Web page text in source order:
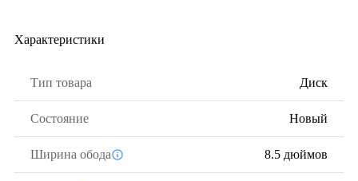
Характеристики
Тип товара Диск
Состояние Новый
Ширина обода 8.5 дюймов